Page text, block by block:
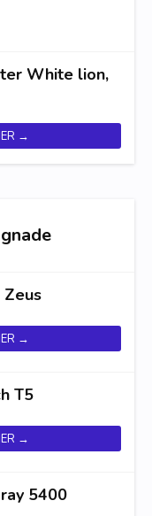
White lion,
→
Zeus
→
T5
→
5400